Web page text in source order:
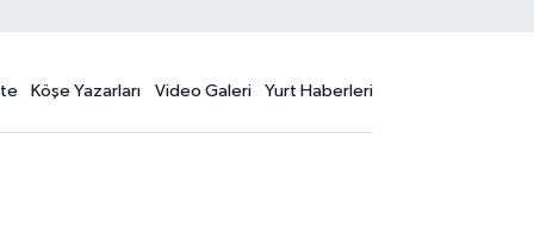
Köşe Yazarları Video Galeri Yurt Haberleri